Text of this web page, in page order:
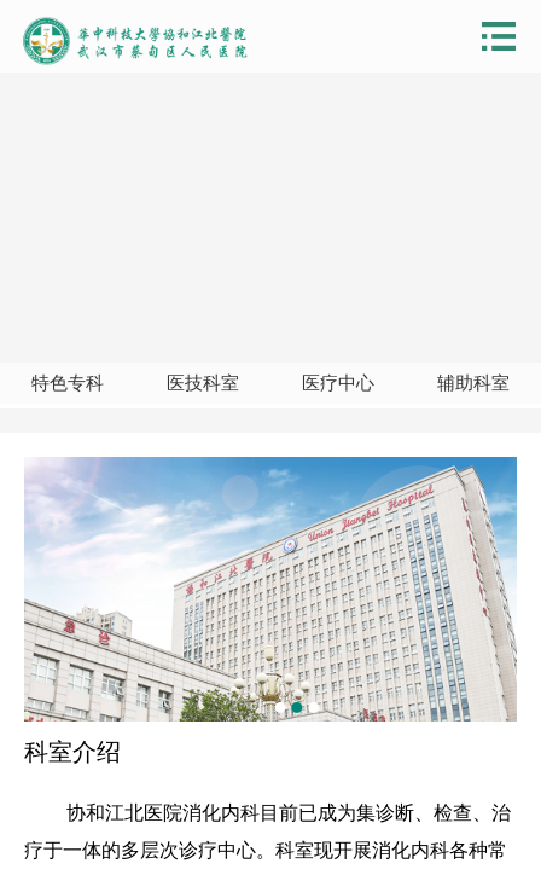
特色专科 医技科室 医疗中心 辅助科室
科室介绍
协和江北医院消化内科目前已成为集诊断、检查、治
疗于一体的多层次诊疗中心。科室现开展消化内科各种常